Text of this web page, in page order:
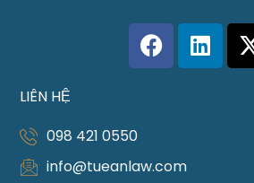
LIÊN HỆ
098 421 0550
info@tueanlaw.com